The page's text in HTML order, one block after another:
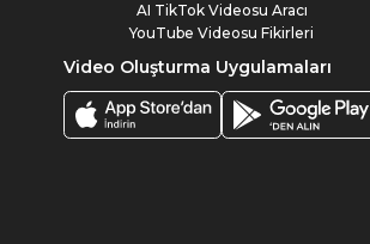
AI TikTok Videosu Aracı
YouTube Videosu Fikirleri
Video Oluşturma Uygulamaları